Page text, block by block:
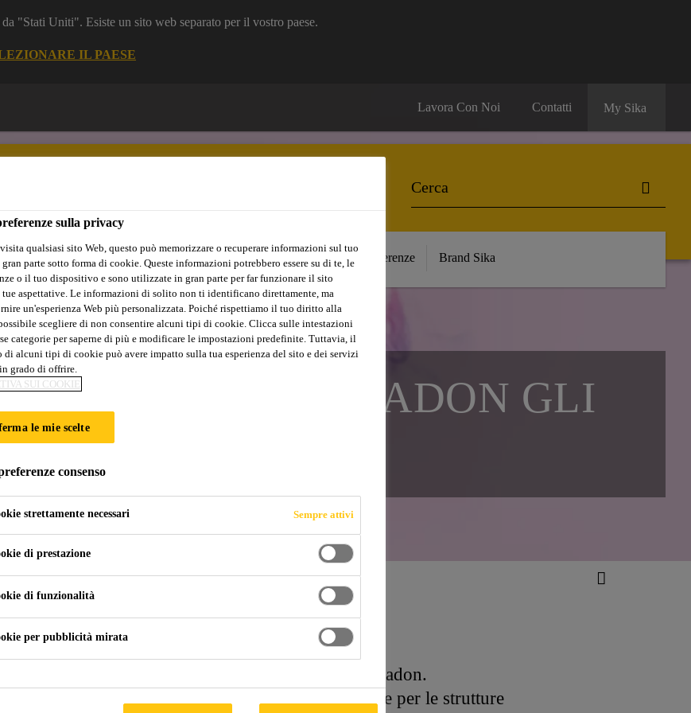
"Stati Uniti". Esiste un sito web separato per il vostro paese.
IL PAESE
Lavora Con Noi Contatti My Sika
Piccole Ristrutturazioni Industria Marine Referenze Brand Sika
DAL GAS RADON GLI
E NUOVI?
Gas Radon gli edifici esistenti e nuovi?
e nuovi con sistemi di impermeabilizzazioni anti-radon.
rispondere i sistemi di impermeabilizzazione per le strutture
sulla privacy
qualsiasi sito Web, questo può memorizzare o recuperare informazioni sul tuo
gran parte sotto forma di cookie. Queste informazioni potrebbero essere su di te, le
o il tuo dispositivo e sono utilizzate in gran parte per far funzionare il sito
tue aspettative. Le informazioni di solito non ti identificano direttamente, ma
un'esperienza Web più personalizzata. Poiché rispettiamo il tuo diritto alla
scegliere di non consentire alcuni tipi di cookie. Clicca sulle intestazioni
categorie per saperne di più e modificare le impostazioni predefinite. Tuttavia, il
di alcuni tipi di cookie può avere impatto sulla tua esperienza del sito e dei servizi
grado di offrire.
SUI COOKIE
le mie scelte
consenso
strettamente necessari Sempre attivi
di prestazione
di funzionalità
per pubblicità mirata